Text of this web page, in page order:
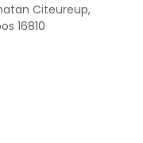
Citeureup,
16810